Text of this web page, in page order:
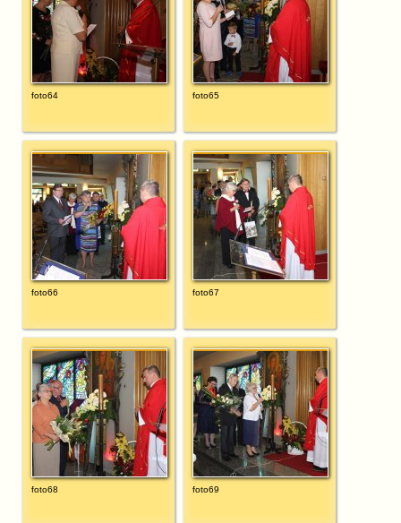
foto64 foto65
foto66 foto67
foto68 foto69